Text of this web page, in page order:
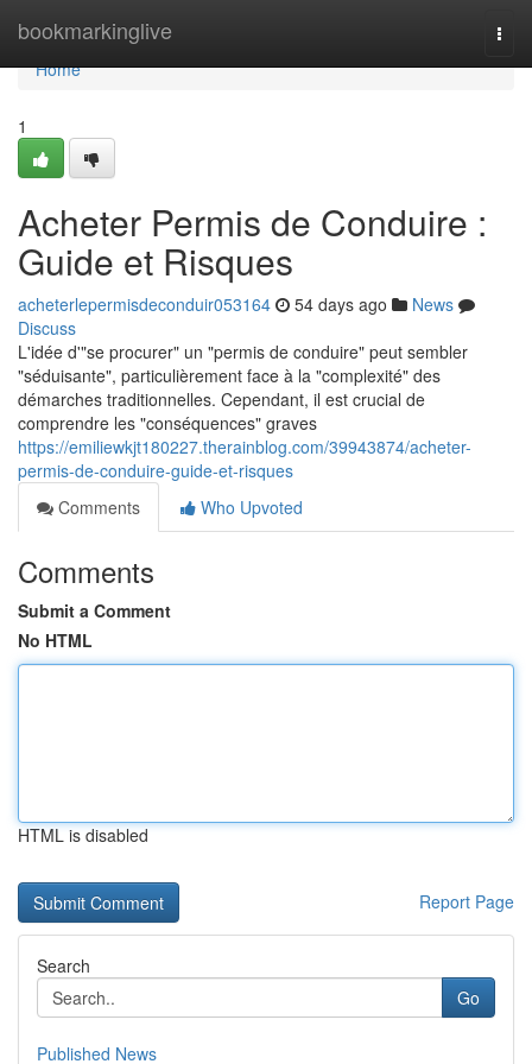
bookmarkinglive
Home
Home
1
Acheter Permis de Conduire :
Guide et Risques
acheterlepermisdeconduir053164 54 days ago
News
Discuss
L'idée d'"se procurer" un "permis de conduire" peut sembler
"séduisante", particulièrement face à la "complexité" des
démarches traditionnelles. Cependant, il est crucial de
comprendre les "conséquences" graves
https://emiliewkjt180227.therainblog.com/39943874/acheter-
permis-de-conduire-guide-et-risques
Comments
Who Upvoted
Comments
Submit a Comment
No HTML
HTML is disabled
Report Page
Search
Go
Published News